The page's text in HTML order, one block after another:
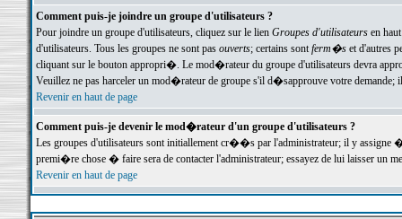
Comment puis-je joindre un groupe d'utilisateurs ?
Pour joindre un groupe d'utilisateurs, cliquez sur le lien Groupes d'utilisateursen haut
d'utilisateurs. Tous les groupes ne sont pas ouverts; certains sontferm�set d'autres
cliquant sur le bouton appropri�. Le mod�rateur du groupe d'utilisateurs devra
Veuillez ne pas harceler un mod�rateur de groupe s'il d�sapprouve votre demande;
Revenir en haut de page
Comment puis-je devenir le mod�rateur d'un groupe d'utilisateurs ?
Les groupes d'utilisateurs sont initiallement cr��s par l'administrateur; il y
premi�re chose � faire sera de contacter l'administrateur; essayez de lui laisser un
Revenir en haut de page